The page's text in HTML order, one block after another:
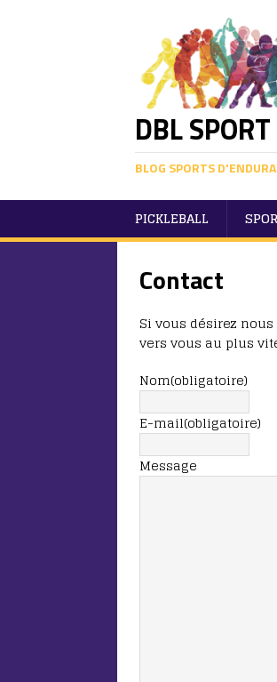
DBL SPORT
BLOG SPORTS
PICKLEBALL
Contact
Si vous désirez
vers vous au plus
Nom(obligatoire)
E-mail(obligatoire)
Message